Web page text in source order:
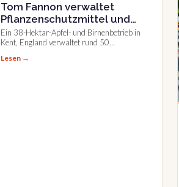
Tom Fannon verwaltet
Pflanzenschutzmittel und
Arbeitskosten pro Fläche
Ein 38-Hektar-Apfel- und Birnenbetrieb in
Kent, England verwaltet rund 50
Fläche direkt in Farmable.
Lesen →